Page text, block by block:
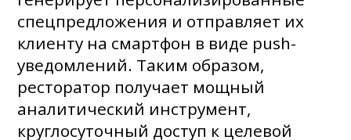
спецпредложения и отправляет их
клиенту на смартфон в виде push-
уведомлений. Таким образом,
ресторатор получает мощный
аналитический инструмент,
круглосуточный доступ к целевой